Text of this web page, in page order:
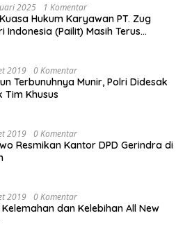
2025 1 Komentar
Hukum Karyawan PT. Zug
Indonesia (Pailit) Masih Terus
2019 0 Komentar
Terbunuhnya Munir, Polri Didesak
Tim Khusus
2019 0 Komentar
Resmikan Kantor DPD Gerindra di
2019 0 Komentar
dan Kelebihan All New